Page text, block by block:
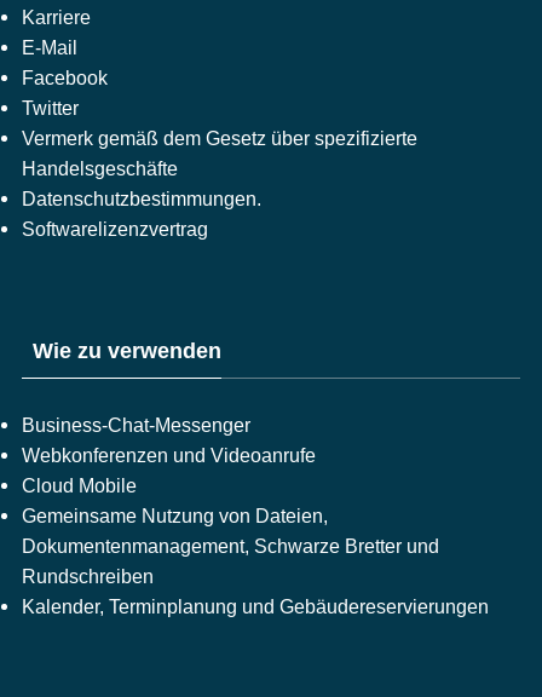
Karriere
E-Mail
Facebook
Twitter
Vermerk gemäß dem Gesetz über spezifizierte
Handelsgeschäfte
Datenschutzbestimmungen.
Softwarelizenzvertrag
Wie zu verwenden
Business-Chat-Messenger
Webkonferenzen und Videoanrufe
Cloud Mobile
Gemeinsame Nutzung von Dateien,
Dokumentenmanagement, Schwarze Bretter und
Rundschreiben
Kalender, Terminplanung und Gebäudereservierungen